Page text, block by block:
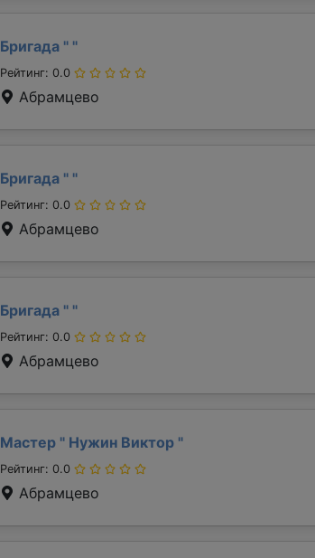
Бригада " "
Рейтинг: 0.0
Абрамцево
Бригада " "
Рейтинг: 0.0
Абрамцево
Бригада " "
Рейтинг: 0.0
Абрамцево
Мастер " Нужин Виктор "
Рейтинг: 0.0
Абрамцево